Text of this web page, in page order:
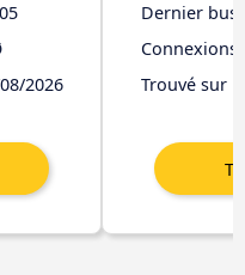
2026
Dernier bus
Trouvé sur